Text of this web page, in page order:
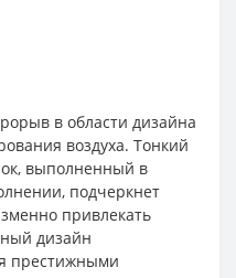
в области дизайна
воздуха. Тонкий
выполненный в
подчеркнет
привлекать
дизайн
престижными